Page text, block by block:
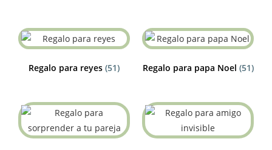
Regalo para reyes (51) Regalo para papa Noel (51)